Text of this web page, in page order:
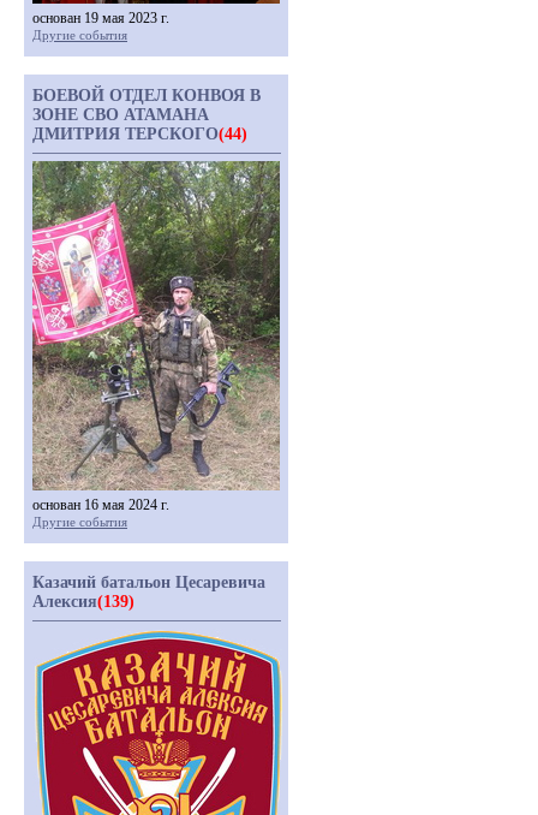
основан 19 мая 2023 г.
Другие события
БОЕВОЙ ОТДЕЛ КОНВОЯ В
ЗОНЕ СВО АТАМАНА
ДМИТРИЯ ТЕРСКОГО(44)
основан 16 мая 2024 г.
Другие события
Казачий батальон Цесаревича
Алексия(139)